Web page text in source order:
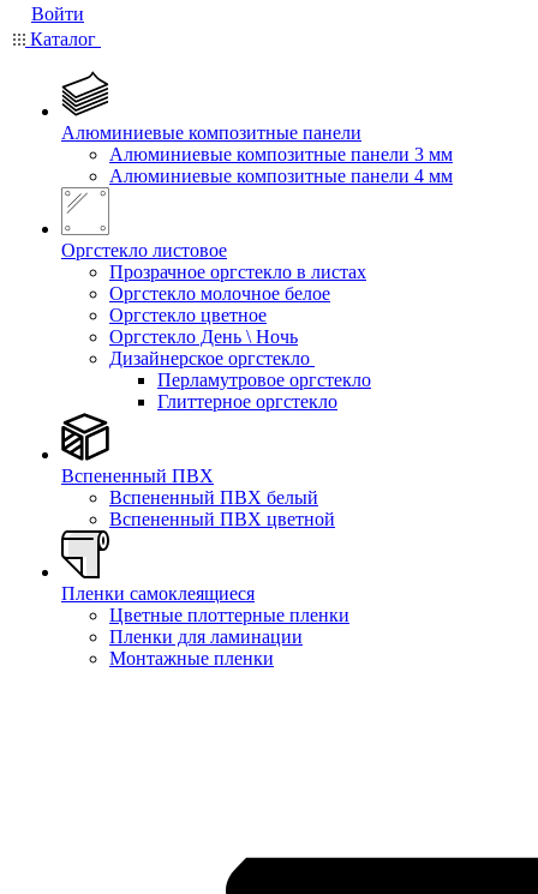
Войти
Каталог
Алюминиевые композитные панели
Алюминиевые композитные панели 3 мм
Алюминиевые композитные панели 4 мм
Оргстекло листовое
Прозрачное оргстекло в листах
Оргстекло молочное белое
Оргстекло цветное
Оргстекло День \ Ночь
Дизайнерское оргстекло
Перламутровое оргстекло
Глиттерное оргстекло
Вспененный ПВХ
Вспененный ПВХ белый
Вспененный ПВХ цветной
Пленки самоклеящиеся
Цветные плоттерные пленки
Пленки для ламинации
Монтажные пленки